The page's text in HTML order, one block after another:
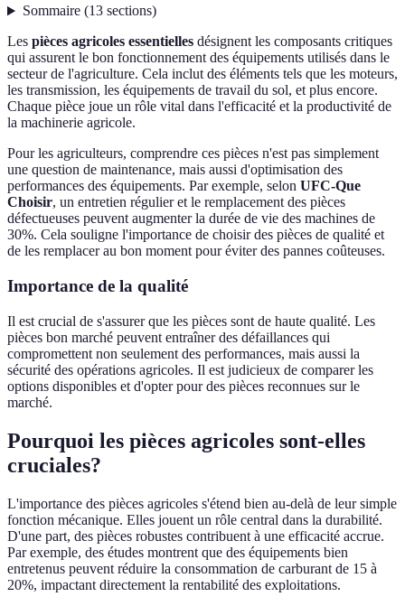
Sommaire(13 sections)
Les pièces agricoles essentielles désignent les composants critiques
qui assurent le bon fonctionnement des équipements utilisés dans le
secteur de l'agriculture. Cela inclut des éléments tels que les moteurs,
les transmission, les équipements de travail du sol, et plus encore.
Chaque pièce joue un rôle vital dans l'efficacité et la productivité de
la machinerie agricole.
Pour les agriculteurs, comprendre ces pièces n'est pas simplement
une question de maintenance, mais aussi d'optimisation des
performances des équipements. Par exemple, selon UFC-Que
Choisir, un entretien régulier et le remplacement des pièces
défectueuses peuvent augmenter la durée de vie des machines de
30%. Cela souligne l'importance de choisir des pièces de qualité et
de les remplacer au bon moment pour éviter des pannes coûteuses.
Importance de la qualité
Il est crucial de s'assurer que les pièces sont de haute qualité. Les
pièces bon marché peuvent entraîner des défaillances qui
compromettent non seulement des performances, mais aussi la
sécurité des opérations agricoles. Il est judicieux de comparer les
options disponibles et d'opter pour des pièces reconnues sur le
marché.
Pourquoi les pièces agricoles sont-elles
cruciales?
L'importance des pièces agricoles s'étend bien au-delà de leur simple
fonction mécanique. Elles jouent un rôle central dans la durabilité.
D'une part, des pièces robustes contribuent à une efficacité accrue.
Par exemple, des études montrent que des équipements bien
entretenus peuvent réduire la consommation de carburant de 15 à
20%, impactant directement la rentabilité des exploitations.